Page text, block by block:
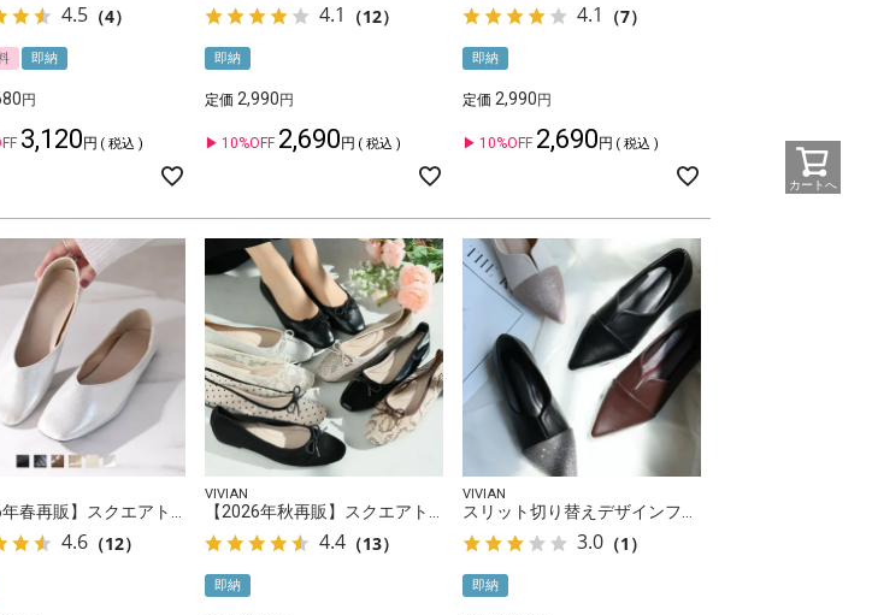
4.5 （4）
即納
3,120 税込
4.1 （12）
即納
定価 2,990
10%OFF 2,690 税込
4.1 （7）
即納
定価 2,990
10%OFF 2,690 税込
4.6 （12）
VIVIAN
4.4 （13）
即納
VIVIAN
3.0 （1）
即納
カートへ